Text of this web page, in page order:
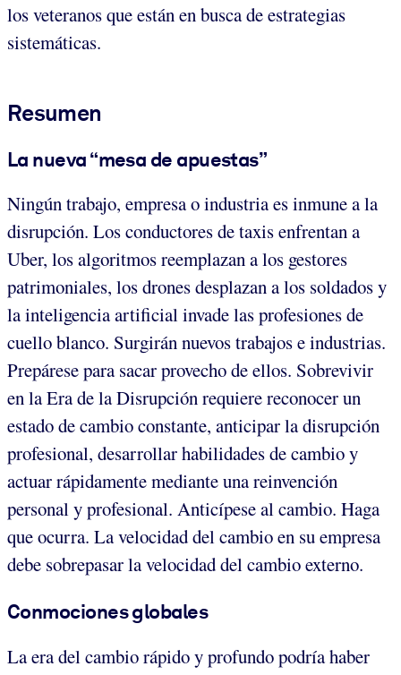
los veteranos que están en busca de estrategias
sistemáticas.
Resumen
La nueva “mesa de apuestas”
Ningún trabajo, empresa o industria es inmune a la
disrupción. Los conductores de taxis enfrentan a
Uber, los algoritmos reemplazan a los gestores
patrimoniales, los drones desplazan a los soldados y
la inteligencia artificial invade las profesiones de
cuello blanco. Surgirán nuevos trabajos e industrias.
Prepárese para sacar provecho de ellos. Sobrevivir
en la Era de la Disrupción requiere reconocer un
estado de cambio constante, anticipar la disrupción
profesional, desarrollar habilidades de cambio y
actuar rápidamente mediante una reinvención
personal y profesional. Anticípese al cambio. Haga
que ocurra. La velocidad del cambio en su empresa
debe sobrepasar la velocidad del cambio externo.
Conmociones globales
La era del cambio rápido y profundo podría haber